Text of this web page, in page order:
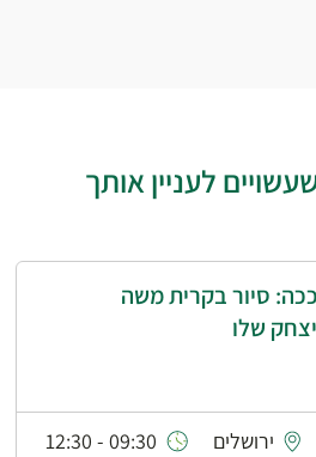
לעניין אותך
סיור בקרית משה
שלו
ירושלים 09:30 - 12:30